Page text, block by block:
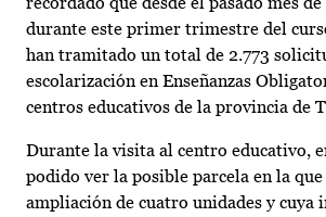
durante este primer trimestre del
han tramitado un total de 2.773
escolarización en Enseñanzas
centros educativos de la provincia de
Durante la visita al centro educativo,
podido ver la posible parcela en la
ampliación de cuatro unidades y cuya